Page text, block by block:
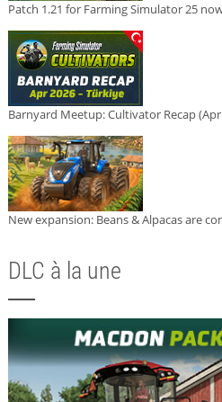
Patch 1.21 for Farming Simulator 25
Barnyard Meetup: Cultivator Recap
New expansion: Beans & Alpacas are
DLC à la une